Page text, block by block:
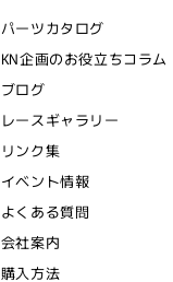
パーツカタログ
KN企画のお役立ちコラム
ブログ
レースギャラリー
リンク集
イベント情報
よくある質問
会社案内
購入方法